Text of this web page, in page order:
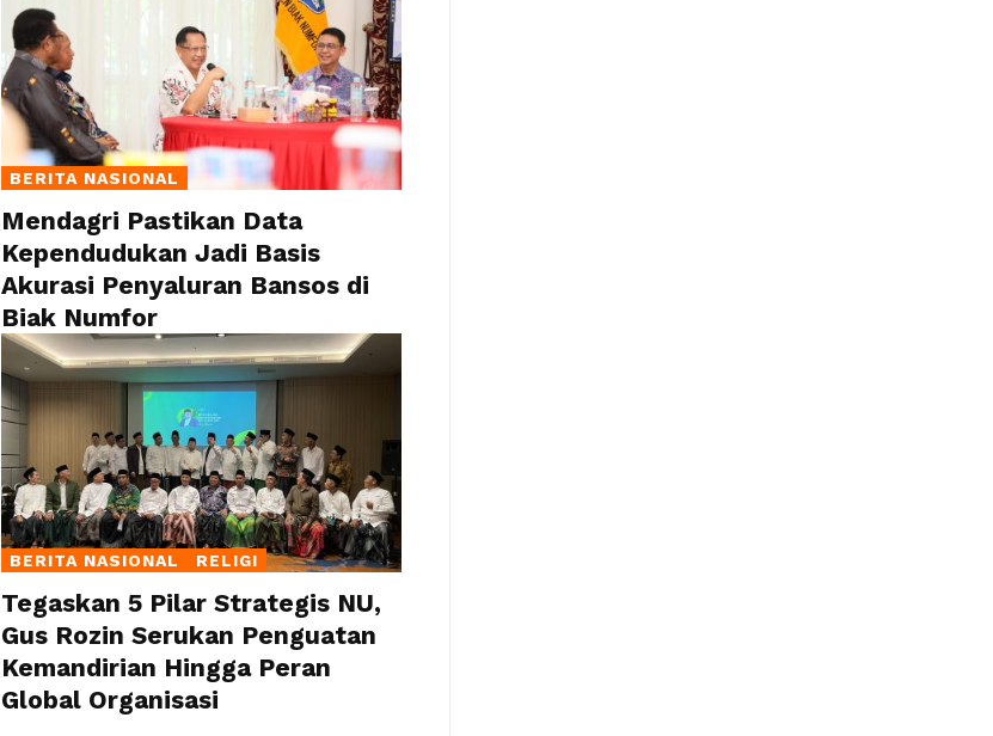
BERITA NASIONAL
Mendagri Pastikan Data
Kependudukan Jadi Basis
Akurasi Penyaluran Bansos di
Biak Numfor
BERITA NASIONAL RELIGI
Tegaskan 5 Pilar Strategis NU,
Gus Rozin Serukan Penguatan
Kemandirian Hingga Peran
Global Organisasi